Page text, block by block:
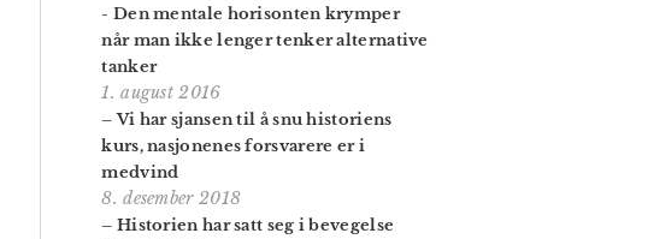
- Den mentale horisonten krymper
når man ikke lenger tenker alternative
tanker
1. august 2016
– Vi har sjansen til å snu historiens
kurs, nasjonenes forsvarere er i
medvind
8. desember 2018
– Historien har satt seg i bevegelse